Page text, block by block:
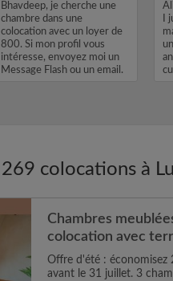
Bhavdeep, je cherche une
chambre dans une
colocation avec un loyer de
800. Si mon profil vous
intéresse, envoyez moi un
Message Flash ou un email.
I
269 colocations à
Chambres
colocation avec
Offre d'été : économisez
avant le 31 juillet. 3